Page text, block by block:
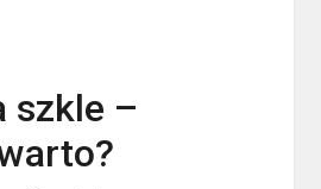
szkle –